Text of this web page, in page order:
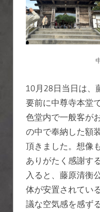
10月28日当日は、
要前に中尊寺本堂
色堂内で一般客が
の中で奉納した額
頂きました。想像
ありがたく感謝す
入ると、藤原清衡
体が安置されてい
議な空気感を感ず